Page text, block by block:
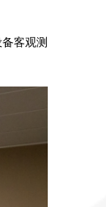
客观测